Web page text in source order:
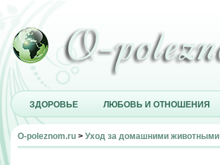
ЗДОРОВЬЕ ЛЮБОВЬ И ОТНОШЕНИЯ
O-poleznom.ru > Уход за домашними животными